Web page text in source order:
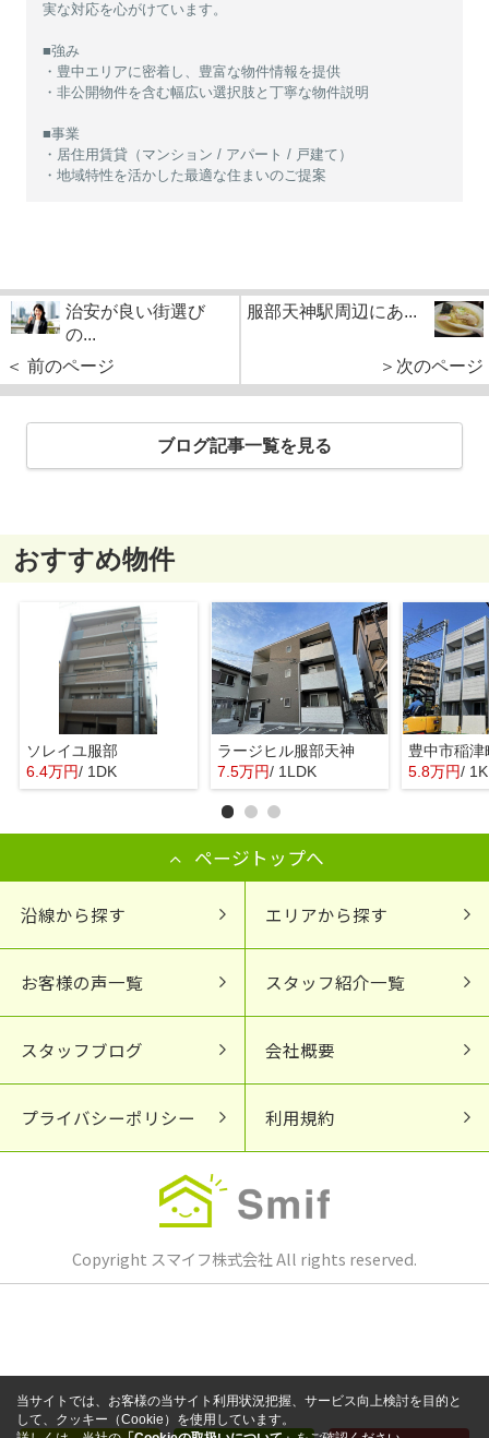
実な対応を心がけています。
■強み
・豊中エリアに密着し、豊富な物件情報を提供
・非公開物件を含む幅広い選択肢と丁寧な物件説明
■事業
・居住用賃貸（マンション / アパート / 戸建て）
・地域特性を活かした最適な住まいのご提案
治安が良い街選び
の...
＜ 前のページ
服部天神駅周辺にあ...
＞次のページ
ブログ記事一覧を見る
おすすめ物件
ソレイユ服部
6.4万円/ 1DK
ラージヒル服部天神
7.5万円/ 1LDK 5.8万円/ 1K
ページトップへ
沿線から探す エリアから探す
お客様の声一覧 スタッフ紹介一覧
スタッフブログ 会社概要
プライバシーポリシー 利用規約
Copyright スマイフ株式会社 All rights reserved.
当サイトでは、お客様の当サイト利用状況把握、サービス向上検討を目的と
して、クッキー（Cookie）を使用しています。